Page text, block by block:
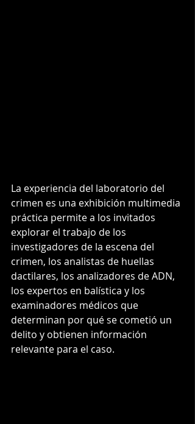
La experiencia del laboratorio del
crimen es una exhibición multimedia
práctica permite a los invitados
explorar el trabajo de los
investigadores de la escena del
crimen, los analistas de huellas
dactilares, los analizadores de ADN,
los expertos en balística y los
examinadores médicos que
determinan por qué se cometió un
delito y obtienen información
relevante para el caso.